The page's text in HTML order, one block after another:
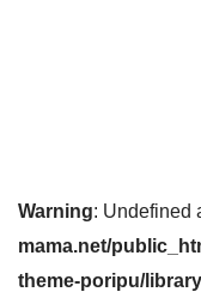
Warning: Undefined
mama.net/
theme-poripu/